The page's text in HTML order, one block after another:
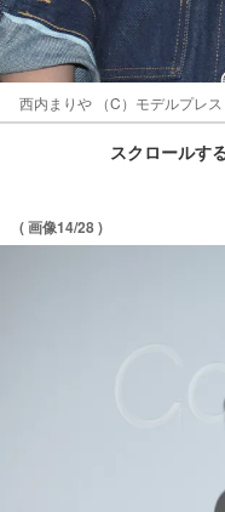
西内まりや （C）モデルプレス
スクロールす
( 画像14/28 )